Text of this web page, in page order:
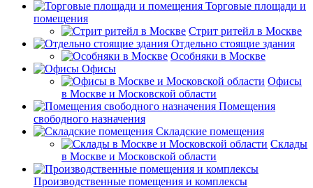
Торговые площади и
помещения
Стрит ритейл в Москве
Отдельно стоящие здания
Особняки в Москве
Офисы
Офисы
в Москве и Московской области
Помещения
свободного назначения
Складские помещения
Склады
в Москве и Московской области
Производственные помещения и комплексы